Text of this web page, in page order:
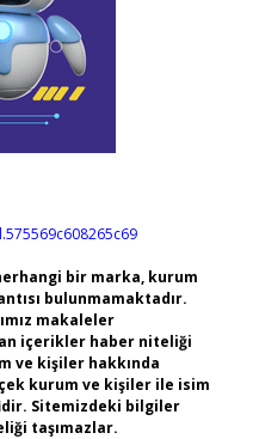
bir marka, kurum
bulunmamaktadır.
makaleler
içerikler haber niteliği
ve kişiler hakkında
kurum ve kişiler ile isim
Sitemizdeki bilgiler
taşımazlar.